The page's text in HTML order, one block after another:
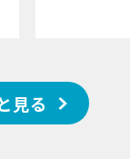
見る